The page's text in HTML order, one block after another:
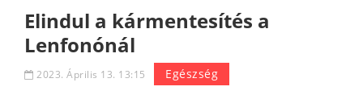
Elindul a kármentesítés a
Lenfonónál
2023. Április 13. 13:15 Egészség